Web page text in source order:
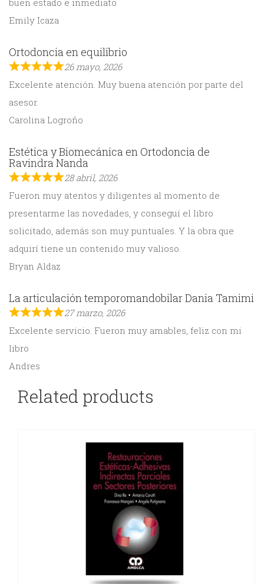
Emily Icaza
Ortodoncia en equilibrio
26 mayo, 2026
Excelente atención. Muy buena atención por parte del
asesor.
Carolina Logroño
Estética y Biomecánica en Ortodoncia de
Ravindra Nanda
28 abril, 2026
Fueron muy atentos y diligentes al momento de
presentarme las novedades, y conseguí el libro
solicitado, además son muy puntuales. Y la obra que
adquirí tiene un contenido muy valioso.
Bryan Aldaz
La articulación temporomandobilar Dania Tamimi
27 marzo, 2026
Excelente servicio. Fueron muy amables, feliz con mi
libro
Andres
Related products